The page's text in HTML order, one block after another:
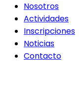
Nosotros
Actividades
Inscripciones
Noticias
Contacto